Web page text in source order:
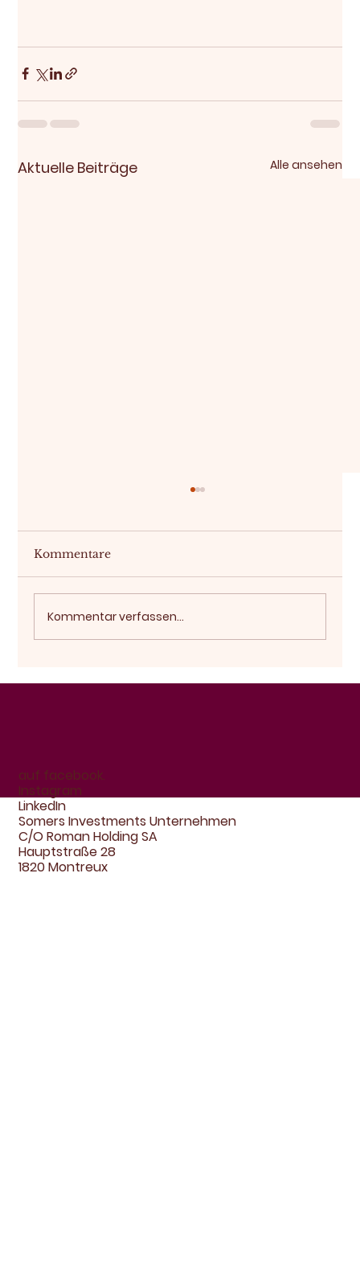
Aktuelle Beiträge Alle ansehen
Kommentare
Kommentar verfassen...
auf facebook.
Instagram
LinkedIn
Somers Investments Unternehmen
C/O Roman Holding SA
Hauptstraße 28
1820 Montreux